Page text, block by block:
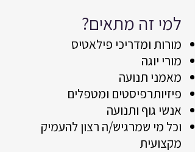
למי זה מתאים?
מורות ומדריכי פילאטיס
מורי יוגה
מאמני תנועה
פיזיותרפיסטים ומטפלים
אנשי גוף ותנועה
וכל מי שמרגיש/ה רצון להעמיק
מקצועית